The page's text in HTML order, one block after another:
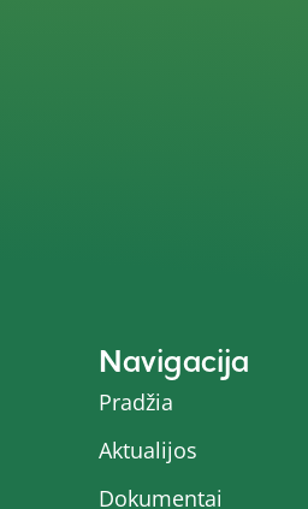
Navigacija
Pradžia
Aktualijos
Dokumentai